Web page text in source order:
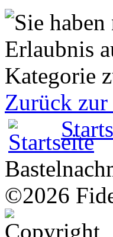
Zurück
©2026